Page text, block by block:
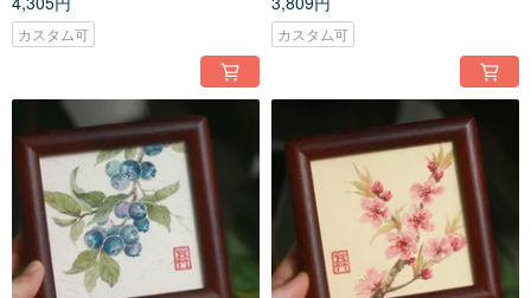
カスタム可 カスタム可